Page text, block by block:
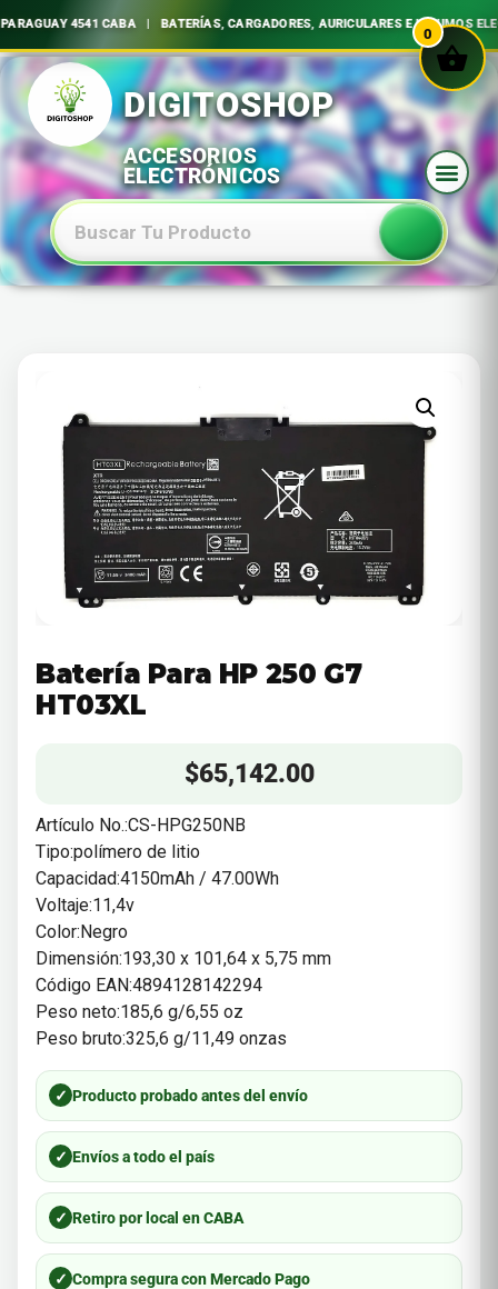
4541 CABA | BATERÍAS, CARGADORES, AURICULARES E INSUMOS
Ir
al
contenido
Batería Para HP 250 G7
HT03XL
$65,142.00
Artículo No.:CS-HPG250NB
Tipo:polímero de litio
Capacidad:4150mAh / 47.00Wh
Voltaje:11,4v
Color:Negro
Dimensión:193,30 x 101,64 x 5,75 mm
Código EAN:4894128142294
Peso neto:185,6 g/6,55 oz
Peso bruto:325,6 g/11,49 onzas
✓ Producto probado antes del envío
✓ Envíos a todo el país
✓ Retiro por local en CABA
✓ Compra segura con Mercado Pago
0